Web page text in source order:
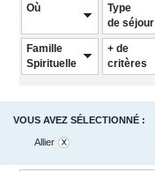
Où
Type
de séjour
Famille
Spirituelle
+ de
critères
VOUS AVEZ SÉLECTIONNÉ :
Allier